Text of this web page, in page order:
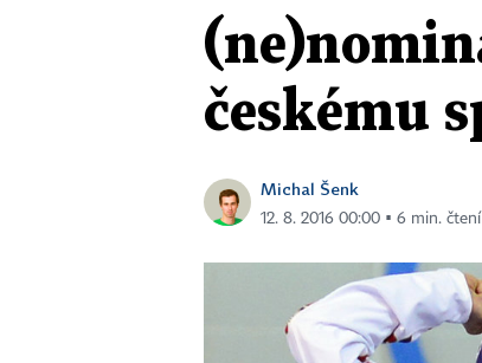
českému
Michal Šenk
12. 8. 2016 00:00 ▪ 6 min. čtení